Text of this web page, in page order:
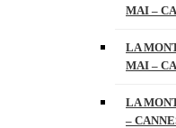
MAI –
LA
MAI –
LA
–